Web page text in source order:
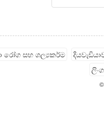
රෝග සහ ශල්‍යකර්ම